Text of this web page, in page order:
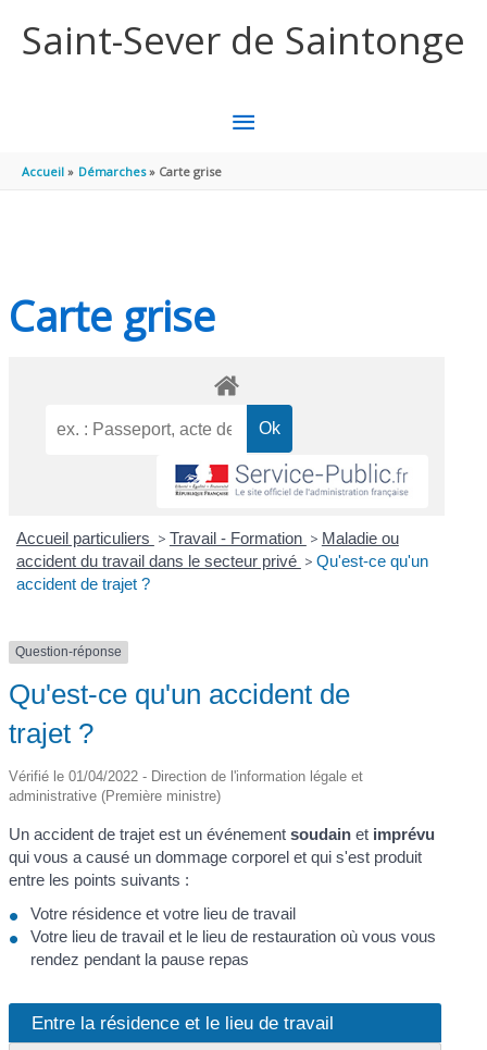
Saint-Sever de Saintonge
MENU
Accueil Démarches Carte grise
Carte grise
Accueil particuliers > Travail - Formation > Maladie ou
accident du travail dans le secteur privé > Qu'est-ce qu'un
accident de trajet ?
Question-réponse
Qu'est-ce qu'un accident de
trajet ?
Vérifié le 01/04/2022 - Direction de l'information légale et
administrative (Première ministre)
Un accident de trajet est un événementsoudain et imprévu
qui vous a causé un dommage corporel et qui s'est produit
entre les points suivants :
Votre résidence et votre lieu de travail
Votre lieu de travail et le lieu de restauration où vous vous
rendez pendant la pause repas
Entre la résidence et le lieu de travail